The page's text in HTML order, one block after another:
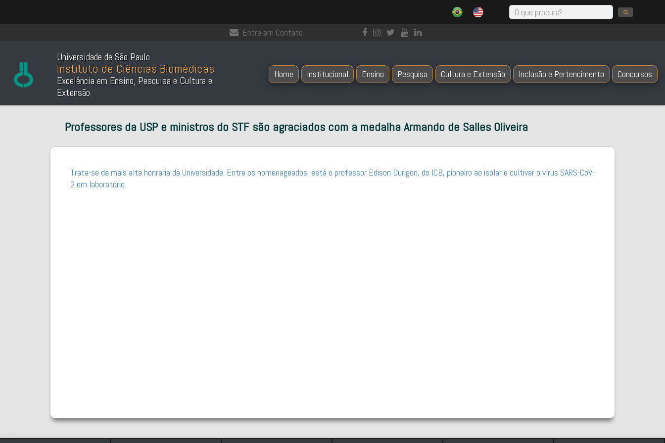
Entre em Contato
Universidade de São Paulo
Instituto de Ciências Biomédicas
Excelência em Ensino, Pesquisa e Cultura e
Extensão
Home Institucional Ensino Pesquisa Cultura e Extensão Inclusão e Pertencimento Concursos
Professores da USP e ministros do STF são agraciados com a medalha Armando de Salles Oliveira
Trata-se da mais alta honraria da Universidade. Entre os homenageados, está o professor Edison Durigon, do ICB, pioneiro ao isolar e cultivar o vírus SARS-CoV-
2 em laboratório.